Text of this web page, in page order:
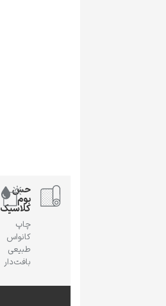
حس
بوم
کلاسیک
چاپ
کانواس
طبیعی
بافت‌دار